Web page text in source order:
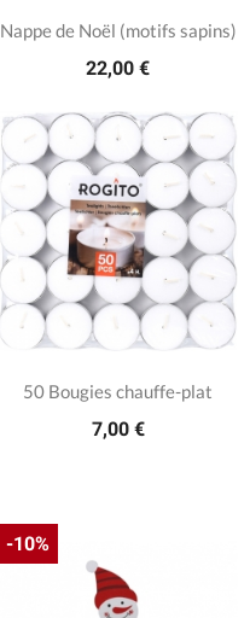
Nappe de Noël (motifs sapins)
22,00 €
50 Bougies chauffe-plat
7,00 €
-10%